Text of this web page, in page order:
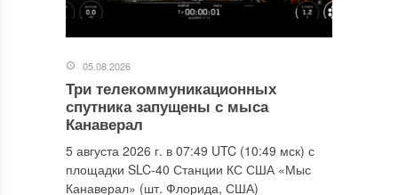
05.08.2026
Три телекоммуникационных
спутника запущены с мыса
Канаверал
5 августа 2026 г. в 07:49 UTC (10:49 мск) с
площадки SLC-40 Станции КС США «Мыс
Канаверал» (шт. Флорида, США)